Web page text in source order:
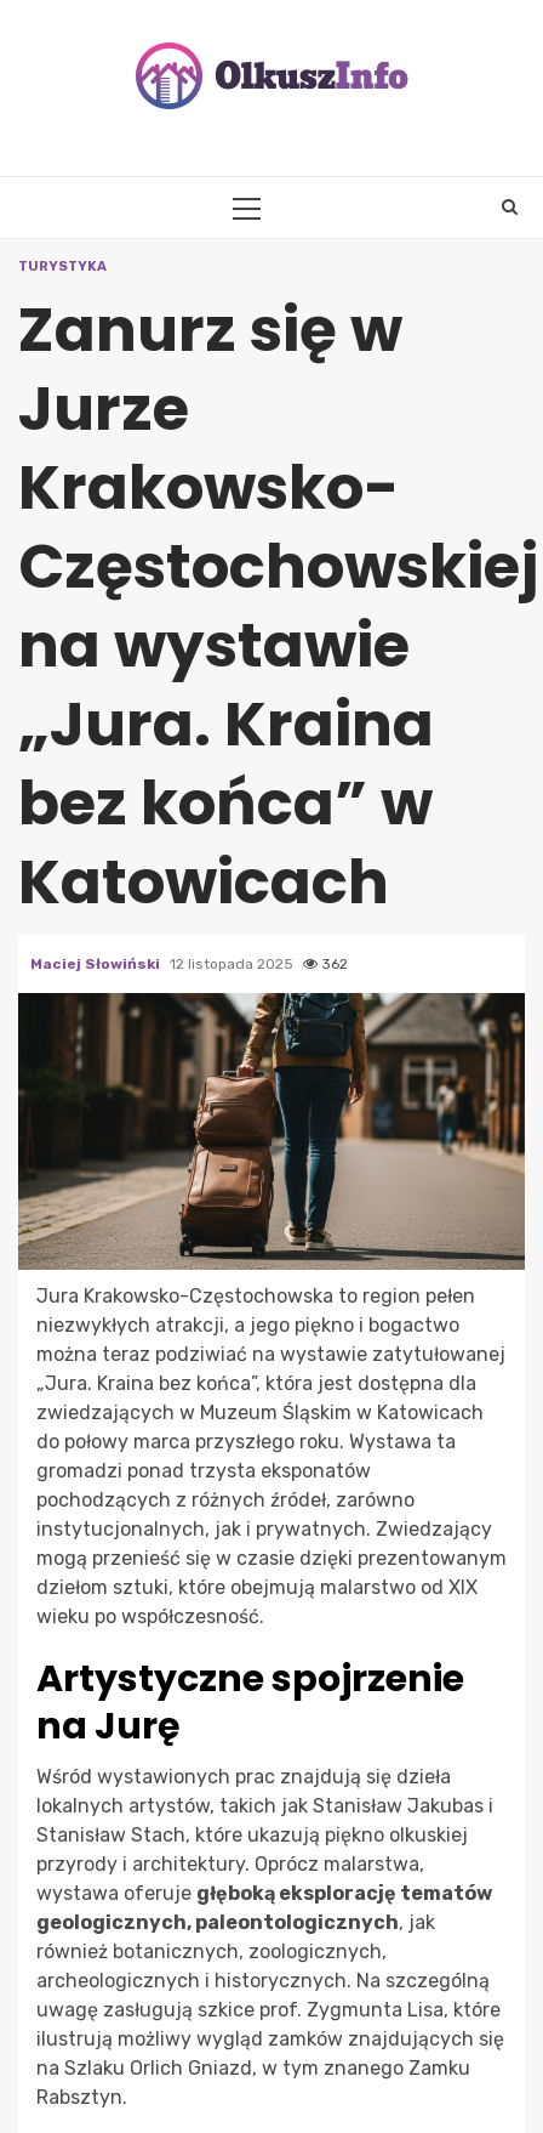
PRIMARY
TURYSTYKA
Zanurz się w
Jurze
Krakowsko-
Częstochowskiej
na wystawie
„Jura. Kraina
bez końca” w
Katowicach
Maciej Słowiński 12 listopada 2025 362
Jura Krakowsko-Częstochowska to region pełen
niezwykłych atrakcji, a jego piękno i bogactwo
można teraz podziwiać na wystawie zatytułowanej
„Jura. Kraina bez końca”, która jest dostępna dla
zwiedzających w Muzeum Śląskim w Katowicach
do połowy marca przyszłego roku. Wystawa ta
gromadzi ponad trzysta eksponatów
pochodzących z różnych źródeł, zarówno
instytucjonalnych, jak i prywatnych. Zwiedzający
mogą przenieść się w czasie dzięki prezentowanym
dziełom sztuki, które obejmują malarstwo od XIX
wieku po współczesność.
Artystyczne spojrzenie
na Jurę
Wśród wystawionych prac znajdują się dzieła
lokalnych artystów, takich jak Stanisław Jakubas i
Stanisław Stach, które ukazują piękno olkuskiej
przyrody i architektury. Oprócz malarstwa,
wystawa oferuje głęboką eksplorację tematów
geologicznych, paleontologicznych, jak
również botanicznych, zoologicznych,
archeologicznych i historycznych. Na szczególną
uwagę zasługują szkice prof. Zygmunta Lisa, które
ilustrują możliwy wygląd zamków znajdujących się
na Szlaku Orlich Gniazd, w tym znanego Zamku
Rabsztyn.